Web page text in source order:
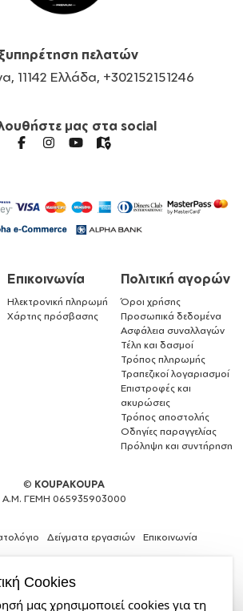
πελατών
11142 Ελλάδα, +302152151246
μας στα social
Επικοινωνία
Ηλεκτρονική πληρωμή
Χάρτης πρόσβασης
Πολιτική αγορών
Όροι χρήσης
Προσωπικά δεδομένα
Ασφάλεια συναλλαγών
Τέλη και δασμοί
Τρόπος πληρωμής
Τραπεζικοί λογαριασμοί
Επιστροφές και
ακυρώσεις
Τρόπος αποστολής
Οδηγίες παραγγελίας
Πρόληψη και συντήρηση
© KOUPAKOUPA
Α.Μ. ΓΕΜΗ 065935903000
Δείγματα εργασιών Επικοινωνία
Cookies
μας χρησιμοποιεί cookies για τη